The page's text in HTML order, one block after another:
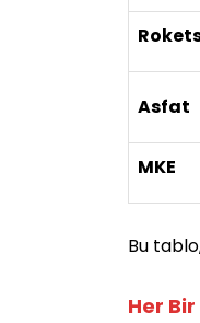
Asfat
MKE
Bu
Her